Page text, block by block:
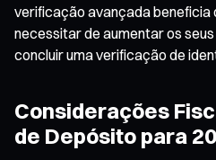
verificação avançada beneficia
necessitar de aumentar os
concluir uma verificação de
Considerações
de Depósito para